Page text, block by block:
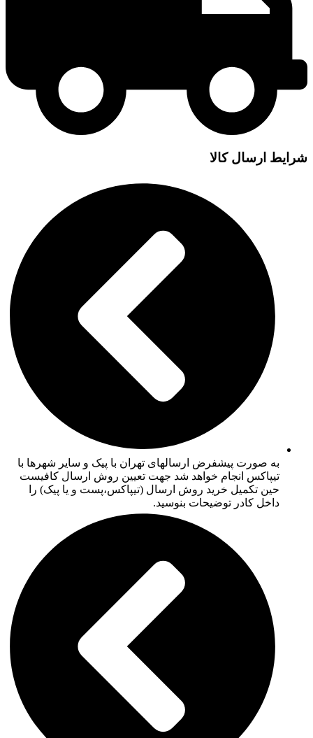
شرایط ارسال کالا
به صورت پیشفرض ارسالهای تهران با پیک و سایر شهرها با
تیپاکس انجام خواهد شد جهت تعیین روش ارسال کافیست
حین تکمیل خرید روش ارسال (تیپاکس،پست و یا پیک) را
داخل کادر توضیحات بنوسید.